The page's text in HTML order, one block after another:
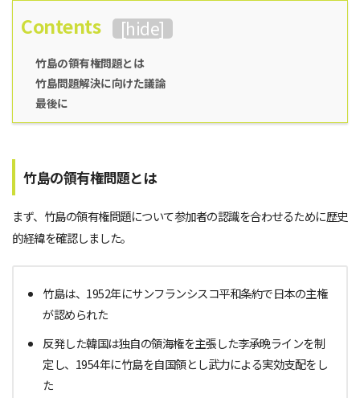
Contents [hide]
竹島の領有権問題とは
竹島問題解決に向けた議論
最後に
竹島の領有権問題とは
まず、竹島の領有権問題について参加者の認識を合わせるために歴史
的経緯を確認しました。
竹島は、1952年にサンフランシスコ平和条約で日本の主権
が認められた
反発した韓国は独自の領海権を主張した李承晩ラインを制
定し、1954年に竹島を自国領とし武力による実効支配をし
た